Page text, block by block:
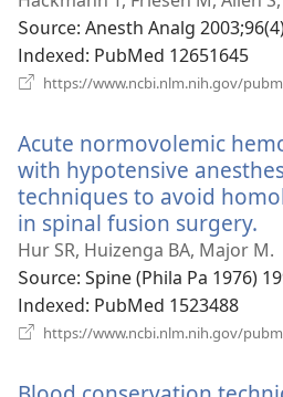
운
창
열
Source‎: Anesth Analg
Indexed‎: PubMed 12651645
https://www.ncbi.nlm.nih.gov/
Acute normovolemic
with hypotensive
techniques to avoid
in spinal fusion surgery.
로
운
열
Hur SR, Huizenga BA, Major M.
Source‎: Spine (Phila Pa 1976)
Indexed‎: PubMed 1523488
https://www.ncbi.nlm.nih.gov/